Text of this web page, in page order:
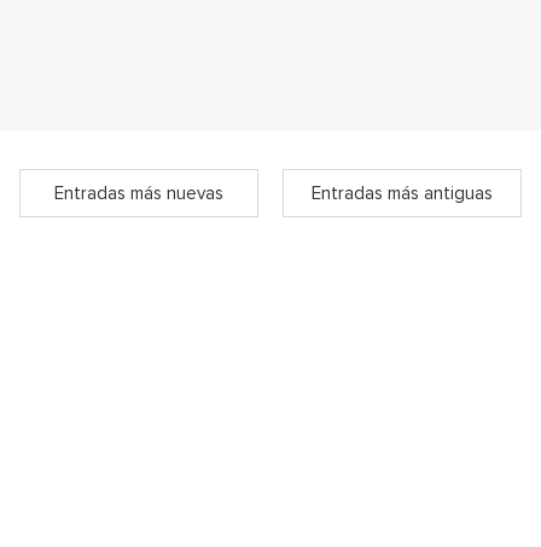
Entradas más nuevas Entradas más antiguas